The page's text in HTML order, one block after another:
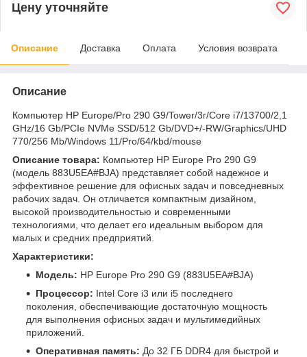
Цену уточняйте
Описание Доставка Оплата Условия возврата
Описание
Компьютер HP Europe/Pro 290 G9/Tower/3г/Core i7/13700/2,1
GHz/16 Gb/PCIe NVMe SSD/512 Gb/DVD+/-RW/Graphics/UHD
770/256 Mb/Windows 11/Pro/64/kbd/mouse
Описание товара: Компьютер HP Europe Pro 290 G9
(модель 883U5EA#BJA) представляет собой надежное и
эффективное решение для офисных задач и повседневных
рабочих задач. Он отличается компактным дизайном,
высокой производительностью и современными
технологиями, что делает его идеальным выбором для
малых и средних предприятий.
Характеристики:
Модель: HP Europe Pro 290 G9 (883U5EA#BJA)
Процессор: Intel Core i3 или i5 последнего
поколения, обеспечивающие достаточную мощность
для выполнения офисных задач и мультимедийных
приложений.
Оперативная память: До 32 ГБ DDR4 для быстрой и